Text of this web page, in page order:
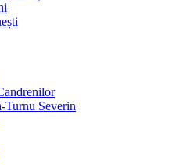
Turnu Severin